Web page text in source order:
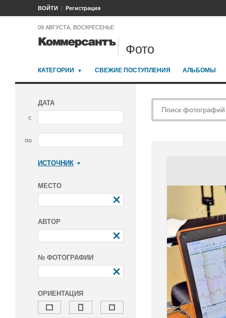
ВОЙТИ Регистрация
09 АВГУСТА, ВОСКРЕСЕНЬЕ
Фото
КАТЕГОРИИ СВЕЖИЕ ПОСТУПЛЕНИЯ АЛЬБОМЫ
ДАТА
с
по
ИСТОЧНИК
МЕСТО
АВТОР
№ ФОТОГРАФИИ
ОРИЕНТАЦИЯ